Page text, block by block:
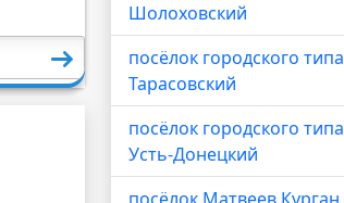
Шолоховский
посёлок городского типа
Тарасовский
посёлок городского типа
Усть-Донецкий